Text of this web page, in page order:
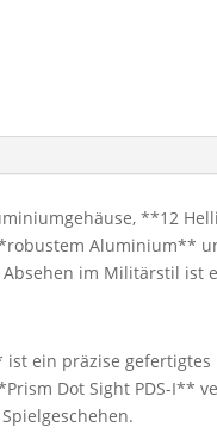
**12
Aluminium**
im Militärstil ist
ein präzise
Dot Sight PDS-